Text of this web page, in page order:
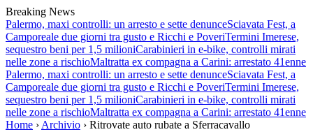
Breaking News
Palermo, maxi controlli: un arresto e sette denunceSciavata Fest, a
Camporeale due giorni tra gusto e Ricchi e PoveriTermini Imerese,
sequestro beni per 1,5 milioniCarabinieri in e-bike, controlli mirati
nelle zone a rischioMaltratta ex compagna a Carini: arrestato 41enne
Palermo, maxi controlli: un arresto e sette denunceSciavata Fest, a
Camporeale due giorni tra gusto e Ricchi e PoveriTermini Imerese,
sequestro beni per 1,5 milioniCarabinieri in e-bike, controlli mirati
nelle zone a rischioMaltratta ex compagna a Carini: arrestato 41enne
Home › Archivio › Ritrovate auto rubate a Sferracavallo